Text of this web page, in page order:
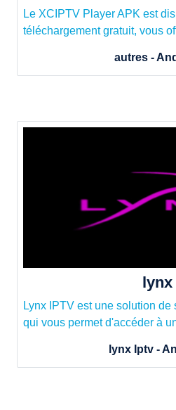
Le XCIPTV Player APK est
téléchargement gratuit, vous
autres -
lynx
Lynx IPTV est une solution
qui vous permet d'accéder à
lynx Iptv -